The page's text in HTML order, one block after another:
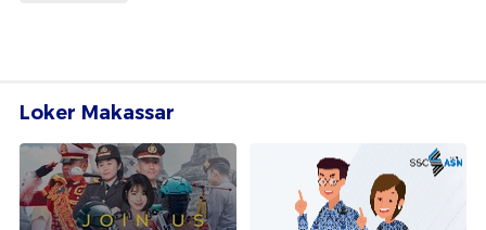
Loker Makassar